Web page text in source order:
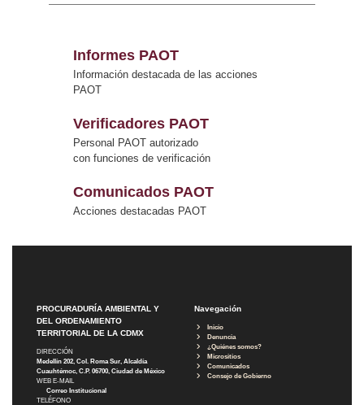
Informes PAOT
Información destacada de las acciones
PAOT
Verificadores PAOT
Personal PAOT autorizado
con funciones de verificación
Comunicados PAOT
Acciones destacadas PAOT
PROCURADURÍA AMBIENTAL Y
DEL ORDENAMIENTO
TERRITORIAL DE LA CDMX
DIRECCIÓN
Medellín 202, Col. Roma Sur, Alcaldía
Cuauhtémoc, C.P. 06700, Ciudad de México
WEB E-MAIL
Correo Institucional
TELÉFONO
Navegación
Inicio
Denuncia
¿Quiénes somos?
Micrositios
Comunicados
Consejo de Gobierno